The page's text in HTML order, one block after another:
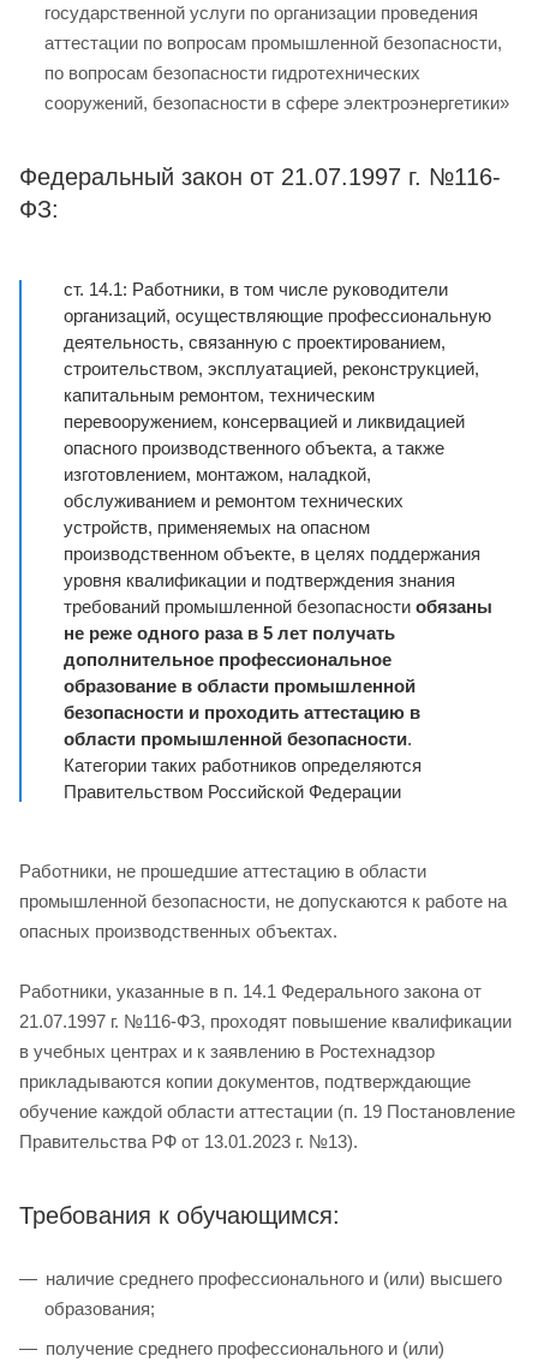
государственной услуги по организации проведения
аттестации по вопросам промышленной безопасности,
по вопросам безопасности гидротехнических
сооружений, безопасности в сфере электроэнергетики»
Федеральный закон от 21.07.1997 г. №116-
ФЗ:
ст. 14.1: Работники, в том числе руководители
организаций, осуществляющие профессиональную
деятельность, связанную с проектированием,
строительством, эксплуатацией, реконструкцией,
капитальным ремонтом, техническим
перевооружением, консервацией и ликвидацией
опасного производственного объекта, а также
изготовлением, монтажом, наладкой,
обслуживанием и ремонтом технических
устройств, применяемых на опасном
производственном объекте, в целях поддержания
уровня квалификации и подтверждения знания
требований промышленной безопасности обязаны
не реже одного раза в 5 лет получать
дополнительное профессиональное
образование в области промышленной
безопасности и проходить аттестацию в
области промышленной безопасности.
Категории таких работников определяются
Правительством Российской Федерации
Работники, не прошедшие аттестацию в области
промышленной безопасности, не допускаются к работе на
опасных производственных объектах.
Работники, указанные в п. 14.1 Федерального закона от
21.07.1997 г. №116-ФЗ, проходят повышение квалификации
в учебных центрах и к заявлению в Ростехнадзор
прикладываются копии документов, подтверждающие
обучение каждой области аттестации (п. 19 Постановление
Правительства РФ от 13.01.2023 г. №13).
Требования к обучающимся:
наличие среднего профессионального и (или) высшего
образования;
получение среднего профессионального и (или)